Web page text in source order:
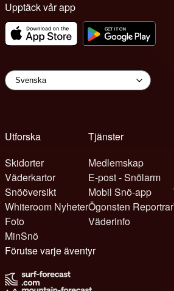
Upptäck vår app
Utforska
Skidorter
Väderkartor
Snööversikt
Whiteroom Nyheter
Foto
MinSnö
Tjänster
Medlemskap
E-post - Snölarm
Mobil Snö-app
Ögonsten Reportrar
Väderinfo
Förutse varje äventyr